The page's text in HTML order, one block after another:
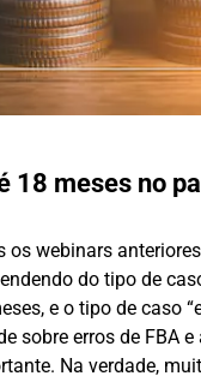
18 meses no
os webinars
do tipo de
e o tipo de caso
sobre erros de FBA
Na verdade,